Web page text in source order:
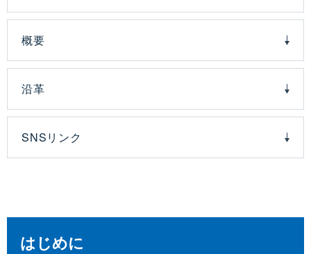
概要
沿革
SNSリンク
はじめに